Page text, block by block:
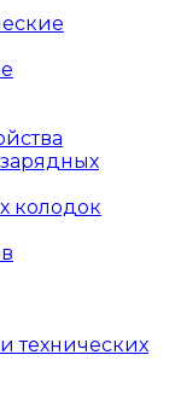
колодок
технических